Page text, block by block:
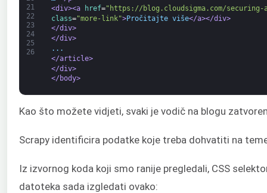
21
22
23
24
25
26
<div><a href="https://blog.cloudsigma.com/
class="more-link">Pročitajte više</a></div>
</div>
</div>
...
</article>
</div>
</body>
Kao što možete vidjeti, svaki je vodič na blogu
Scrapy identificira podatke koje treba dohvatiti na
Iz izvornog koda koji smo ranije pregledali, CSS
datoteka sada izgledati ovako: